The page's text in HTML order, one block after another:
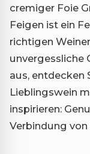
cremiger Foie
Feigen ist ein
richtigen
unvergessliche
aus, entdecken
Lieblingswein
inspirieren:
Verbindung von